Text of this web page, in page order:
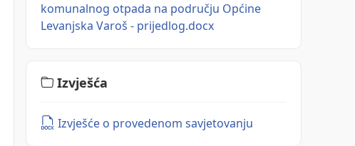
komunalnog otpada na području Općine
Levanjska Varoš - prijedlog.docx
Izvješća
Izvješće o provedenom savjetovanju